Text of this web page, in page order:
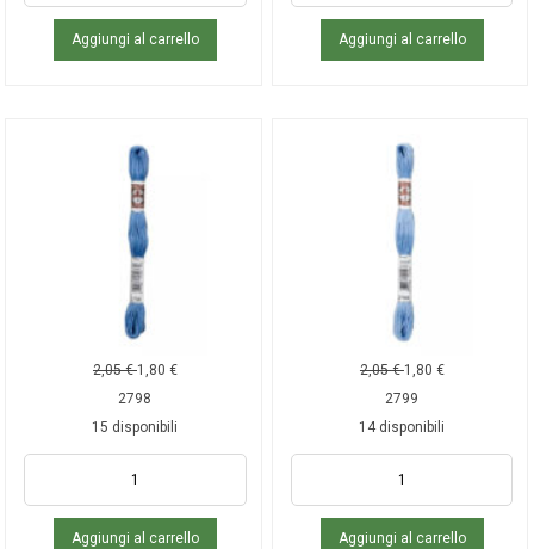
Aggiungi al carrello Aggiungi al carrello
2,05€ 1,80 €
2798
15 disponibili
Aggiungi al carrello
2,05€ 1,80 €
2799
14 disponibili
Aggiungi al carrello